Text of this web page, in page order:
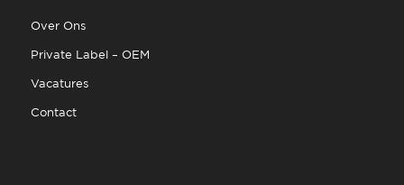
Over Ons
Private Label – OEM
Vacatures
Contact